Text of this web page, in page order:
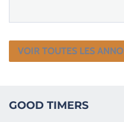
VOIR TOUTES LES
GOOD TIMERS